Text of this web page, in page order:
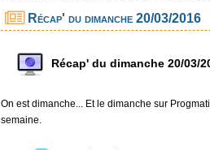
Récap' du dimanche 20/03/2016
Récap' du dimanche 20/03/
On est dimanche... Et le dimanche sur
semaine.